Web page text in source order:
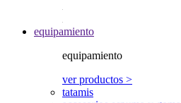
equipamiento
equipamiento
ver productos >
tatamis